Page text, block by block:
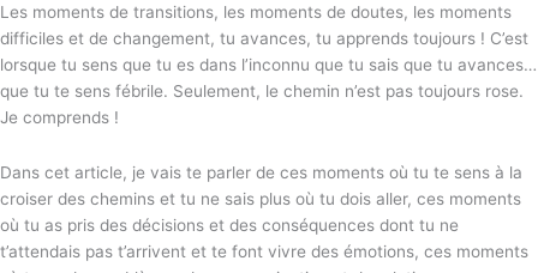
Les moments de transitions, les moments de doutes, les moments
difficiles et de changement, tu avances, tu apprends toujours ! C’est
lorsque tu sens que tu es dans l’inconnu que tu sais que tu avances…
que tu te sens fébrile. Seulement, le chemin n’est pas toujours rose.
Je comprends !
Dans cet article, je vais te parler de ces moments où tu te sens à la
croiser des chemins et tu ne sais plus où tu dois aller, ces moments
où tu as pris des décisions et des conséquences dont tu ne
t’attendais pas t’arrivent et te font vivre des émotions, ces moments